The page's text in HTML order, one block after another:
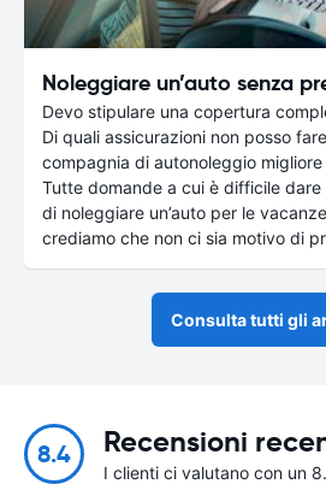
Noleggiare un’auto senza
Devo stipulare una copertura
Di quali assicurazioni non posso
compagnia di autonoleggio
Tutte domande a cui è difficile
di noleggiare un’auto per le
crediamo che non ci sia motivo di
Consulta tutti gli
8.4 Recensioni
I clienti ci valutano con un